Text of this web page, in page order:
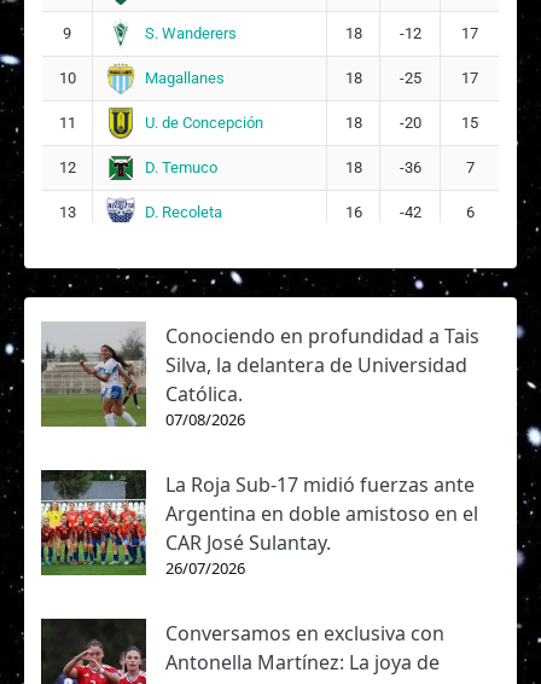
9 S. Wanderers 18 -12 17
10 Magallanes 18 -25 17
11 U. de Concepción 18 -20 15
12 D. Temuco 18 -36 7
13 D. Recoleta 16 -42 6
Conociendo en profundidad a Tais
Silva, la delantera de Universidad
Católica.
07/08/2026
La Roja Sub-17 midió fuerzas ante
Argentina en doble amistoso en el
CAR José Sulantay.
26/07/2026
Conversamos en exclusiva con
Antonella Martínez: La joya de